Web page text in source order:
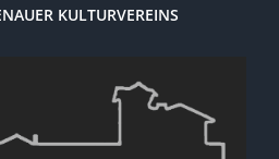
KULTURVEREINS